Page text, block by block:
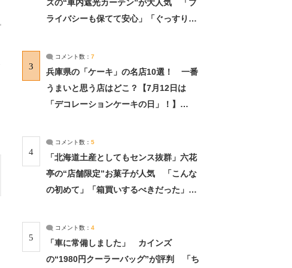
ズの“車内遮光カーテン”が大人気 「プ
ライバシーも保てて安心」「ぐっすり眠
3
コメント数： 7
兵庫県の「ケーキ」の名店10選！ 一番
うまいと思う店はどこ？【7月12日は
「デコレーションケーキの日」！】
4
コメント数： 5
「北海道土産としてもセンス抜群」六花
亭の“店舗限定”お菓子が人気 「こんな
の初めて」「箱買いするべきだった」
5
コメント数： 4
「車に常備しました」 カインズ
の“1980円クーラーバッグ”が評判 「ち